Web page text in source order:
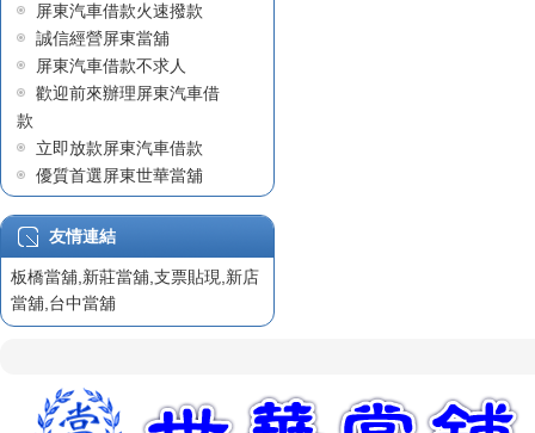
營
屏東汽車借款沒有銀行繁
瑣的手續
屏東借貸
屏東借錢
屏東汽車借款
屏東汽車借款火速撥款
誠信經營屏東當舖
屏東汽車借款不求人
歡迎前來辦理屏東汽車借
款
立即放款屏東汽車借款
優質首選屏東世華當舖
專業迅速屏東汽車借款
有保障的屏東當舖
屏東支票貼現
屏東票貼
企業融資服務
屏東當舖介紹
屏東汽車借款因快速且方
友情連結
板橋當舖 新莊當舖 支票貼現 新店
當舖 台中當舖